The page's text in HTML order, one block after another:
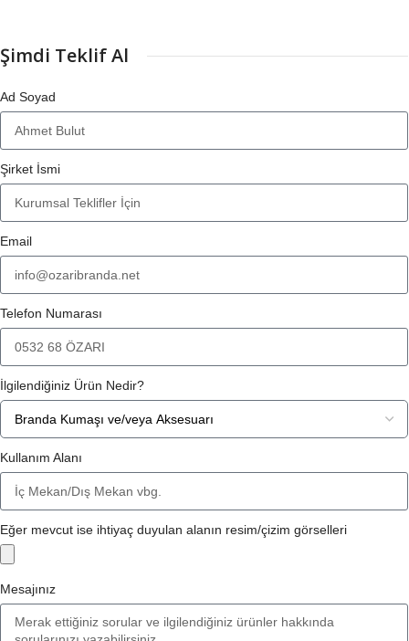
Şimdi Teklif Al
Ad Soyad
Şirket İsmi
Email
Telefon Numarası
İlgilendiğiniz Ürün Nedir?
Kullanım Alanı
Eğer mevcut ise ihtiyaç duyulan alanın resim/çizim görselleri
Mesajınız